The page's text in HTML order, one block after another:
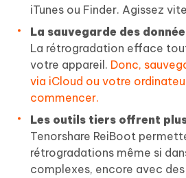
iTunes ou Finder. Agissez
La sauvegarde des
La rétrogradation efface
votre appareil. Donc,
via iCloud ou votre
commencer.
Les outils tiers offrent
Tenorshare ReiBoot
rétrogradations même si
complexes, encore avec